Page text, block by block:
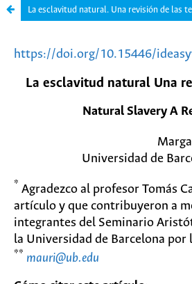
La esclavitud natural. Una revisión de las